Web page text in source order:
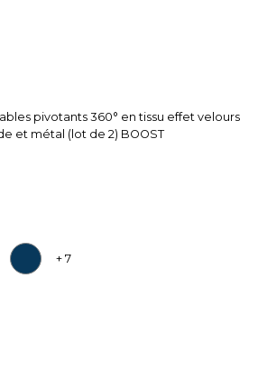
pivotants 360° en tissu effet velours
et métal (lot de 2) BOOST
+ 7